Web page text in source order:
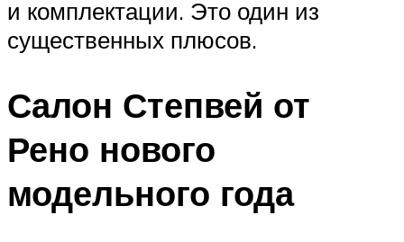
и комплектации. Это один из
существенных плюсов.
Салон Степвей от
Рено нового
модельного года